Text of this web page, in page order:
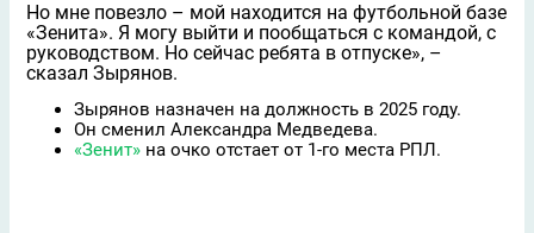
Но мне повезло – мой находится на футбольной базе
«Зенита». Я могу выйти и пообщаться с командой, с
руководством. Но сейчас ребята в отпуске», –
сказал Зырянов.
Зырянов назначен на должность в 2025 году.
Он сменил Александра Медведева.
«Зенит» на очко отстает от 1-го места РПЛ.